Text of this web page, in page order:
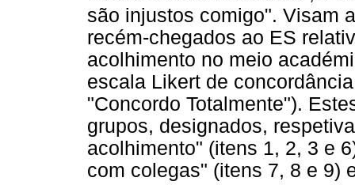
são injustos comigo". Visam
recém-chegados ao ES
acolhimento no meio
escala Likert de
"Concordo Totalmente").
grupos, designados,
acolhimento" (itens 1, 2, 3 e
com colegas" (itens 7, 8 e 9)